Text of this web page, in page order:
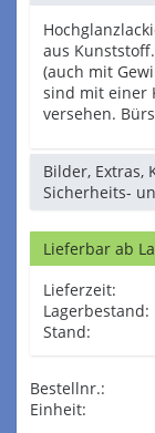
aus
(auch mit
sind mit einer
versehen.
Bilder, Extras,
Sicherheits-
Lieferbar ab
Lieferzeit:
Lagerbestand:
Stand:
Bestellnr.:
Einheit: